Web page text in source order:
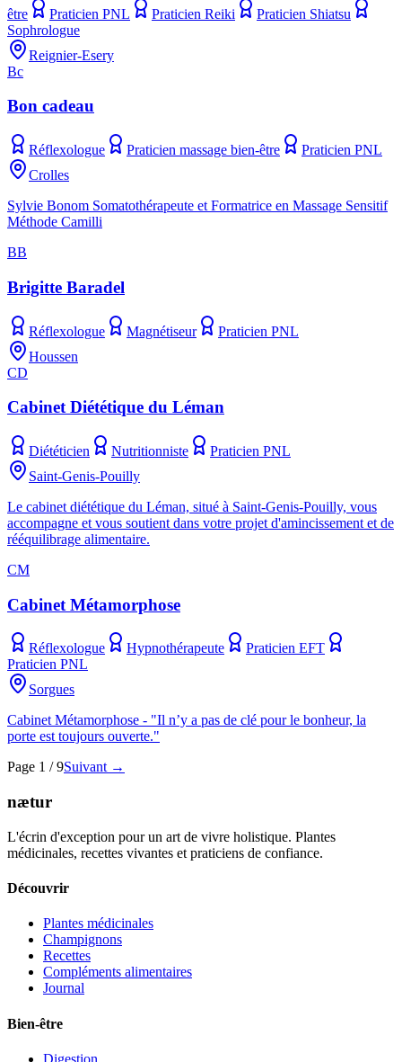
être
Praticien PNL Praticien Reiki
Praticien Shiatsu
Sophrologue
Reignier-Esery
Bc
Bon cadeau
Réflexologue Praticien massage bien-être
Praticien PNL
Crolles
Sylvie Bonom Somatothérapeute et Formatrice en Massage Sensitif
Méthode Camilli
BB
Brigitte Baradel
Réflexologue Magnétiseur
Praticien PNL
Houssen
CD
Cabinet Diététique du Léman
Diététicien Nutritionniste
Praticien PNL
Saint-Genis-Pouilly
Le cabinet diététique du Léman, situé à Saint-Genis-Pouilly, vous
accompagne et vous soutient dans votre projet d'amincissement et de
rééquilibrage alimentaire.
CM
Cabinet Métamorphose
Réflexologue Hypnothérapeute
Praticien EFT
Praticien PNL
Sorgues
Cabinet Métamorphose - "Il n’y a pas de clé pour le bonheur, la
porte est toujours ouverte."
Page 1 / 9Suivant →
nætur
L'écrin d'exception pour un art de vivre holistique. Plantes
médicinales, recettes vivantes et praticiens de confiance.
Découvrir
Plantes médicinales
Champignons
Recettes
Compléments alimentaires
Journal
Bien-être
Digestion